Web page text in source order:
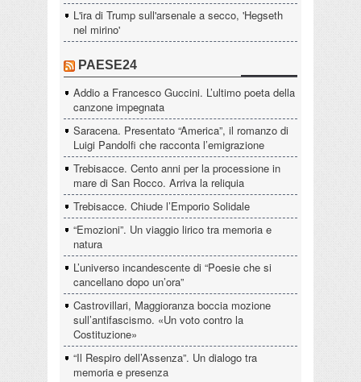
L'ira di Trump sull'arsenale a secco, 'Hegseth
nel mirino'
PAESE24
Addio a Francesco Guccini. L’ultimo poeta della
canzone impegnata
Saracena. Presentato “America”, il romanzo di
Luigi Pandolfi che racconta l’emigrazione
Trebisacce. Cento anni per la processione in
mare di San Rocco. Arriva la reliquia
Trebisacce. Chiude l’Emporio Solidale
“Emozioni”. Un viaggio lirico tra memoria e
natura
L’universo incandescente di “Poesie che si
cancellano dopo un’ora”
Castrovillari, Maggioranza boccia mozione
sull’antifascismo. «Un voto contro la
Costituzione»
“Il Respiro dell’Assenza”. Un dialogo tra
memoria e presenza